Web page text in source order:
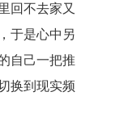
回不去家又
于是心中另
自己一把推
换到现实频